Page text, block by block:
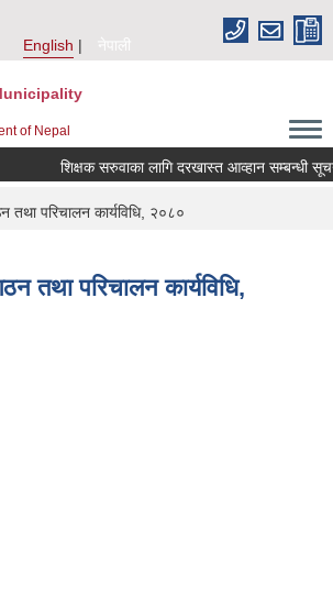
English
नेपाली
of Nepal
शिक्षक सरुवाका लागि दरखास्त आव्हान सम्बन्धी सूचना
तथा परिचालन कार्यविधि, २०८०
तथा परिचालन कार्यविधि,